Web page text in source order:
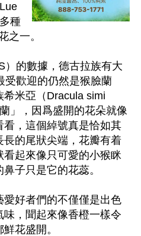
種
之一。
）的數據，德古拉族有大
受歡迎的仍然是猴臉蘭
米亞（Dracula simi
」，因爲盛開的花朵就像
，這個綽號真是恰如其
的尾狀尖端，花瓣有着
起來像只可愛的小猴眯
子只是它的花蕊。
好者們的不僅僅是出色
，聞起來像香橙一樣令
花盛開。